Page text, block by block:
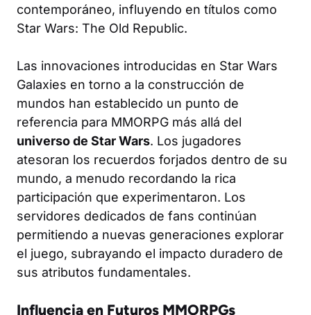
contemporáneo, influyendo en títulos como
Star Wars: The Old Republic.
Las innovaciones introducidas en Star Wars
Galaxies en torno a la construcción de
mundos han establecido un punto de
referencia para MMORPG más allá del
universo de Star Wars. Los jugadores
atesoran los recuerdos forjados dentro de su
mundo, a menudo recordando la rica
participación que experimentaron. Los
servidores dedicados de fans continúan
permitiendo a nuevas generaciones explorar
el juego, subrayando el impacto duradero de
sus atributos fundamentales.
Influencia en Futuros MMORPGs